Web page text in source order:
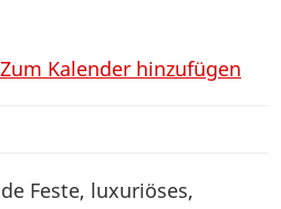
Zum Kalender hinzufügen
Feste, luxuriöses,